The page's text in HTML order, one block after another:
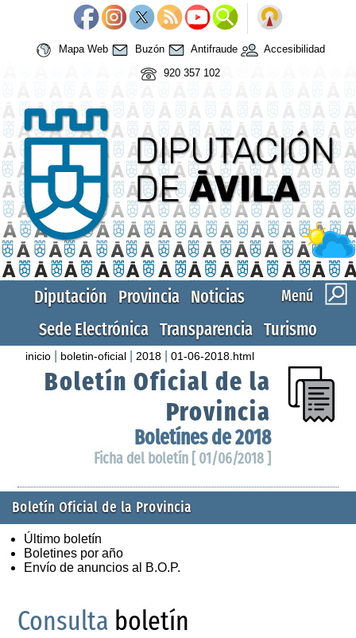
Mapa Web Buzón Antifraude
Accesibilidad
920 357 102
Menú
Diputación Provincia Noticias
Sede Electrónica Transparencia Turismo
inicio boletin-oficial 2018 |01-06-2018.html
Boletín Oficial de la
Provincia
Boletínes de 2018
Ficha del boletín [ 01/06/2018 ]
Boletín Oficial de la Provincia
Último boletín
Boletines por año
Envío de anuncios al B.O.P.
Consulta boletín